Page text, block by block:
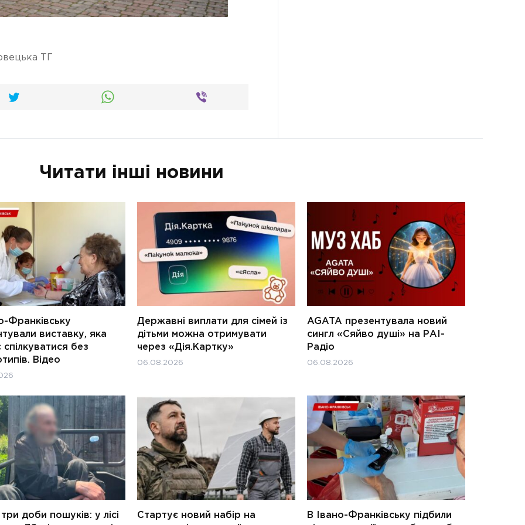
ТГ
Читати інші новини
Франківську
виставку, яка
спілкуватися без
Відео
Державні виплати для сімей із
дітьми можна отримувати
через «Дія.Картку»
06.08.2026
AGATA презентувала новий
сингл «Сяйво душі» на РАІ-
Радіо
06.08.2026
доби пошуків: у лісі
Стартує новий набір на
В Івано-Франківську підбили